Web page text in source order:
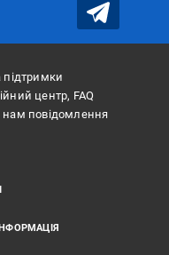
підтримки
центр, FAQ
нам повідомлення